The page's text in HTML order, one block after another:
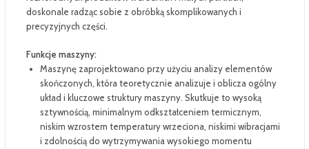
doskonale radząc sobie z obróbką skomplikowanych i
precyzyjnych części.
Funkcje maszyny:
Maszynę zaprojektowano przy użyciu analizy elementów
skończonych, która teoretycznie analizuje i oblicza ogólny
układ i kluczowe struktury maszyny. Skutkuje to wysoką
sztywnością, minimalnym odkształceniem termicznym,
niskim wzrostem temperatury wrzeciona, niskimi wibracjami
i zdolnością do wytrzymywania wysokiego momentu